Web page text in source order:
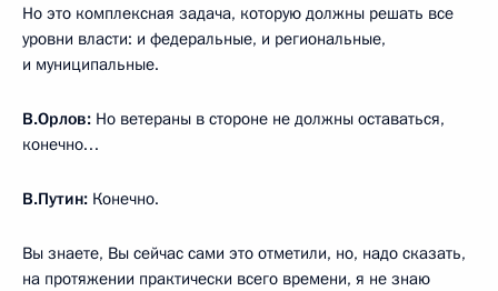
Но это комплексная задача, которую должны решать все
уровни власти: и федеральные, и региональные,
и муниципальные.
В.Орлов: Но ветераны в стороне не должны оставаться,
конечно…
В.Путин: Конечно.
Вы знаете, Вы сейчас сами это отметили, но, надо сказать,
на протяжении практически всего времени, я не знаю